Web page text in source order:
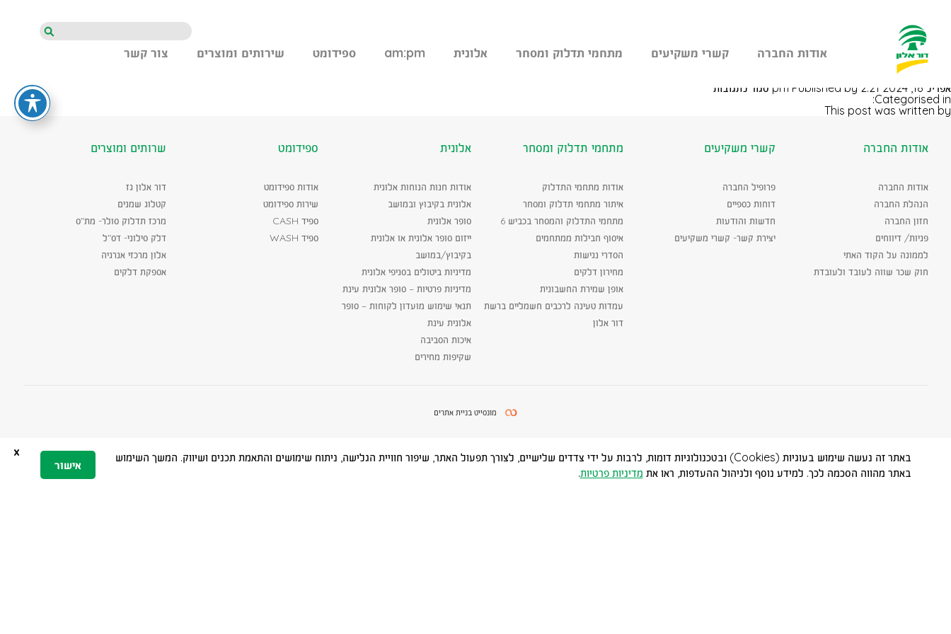
מהיר
לתוכן
הראשי
אודות החברה קשרי משקיעים מתחמי תדלוק ומסחר אלונית am:pm ספידומט שירותים ומוצרים צור קשר
חיפוש
הדוכן גן שמואל
אפריל 18, 2024 2:21 pm
Published by סגור לתגובותעל
Categorised in:
This post was written by
אודות החברה
אודות החברה
הנהלת החברה
חזון החברה
פניות/ דיווחים
לממונה על הקוד האתי
חוק שכר שווה לעובד ולעובדת
קשרי משקיעים
פרופיל החברה
דוחות כספיים
חדשות והודעות
יצירת קשר- קשרי משקיעים
מתחמי תדלוק ומסחר
אודות מתחמי התדלוק
איתור מתחמי תדלוק ומסחר
מתחמי התדלוק והמסחר בכביש 6
איסוף חבילות ממתחמים
הסדרי נגישות
מחירון דלקים
אופן שמירת החשבונית
עמדות טעינה לרכבים חשמליים ברשת
דור אלון
אלונית
אודות חנות הנוחות אלונית
אלונית בקיבוץ ובמושב
סופר אלונית
ייזום סופר אלונית או אלונית
בקיבוץ/במושב
מדיניות ביטולים בסניפי אלונית
מדיניות פרטיות – סופר אלונית עינת
תנאי שימוש מועדון לקוחות – סופר
אלונית עינת
איכות הסביבה
שקיפות מחירים
ספידומט
אודות ספידומט
שירות ספידומט
ספיד CASH
ספיד WASH
שרותים ומוצרים
דור אלון גז
קטלוג שמנים
מרכז תדלוק סולר- מת"ס
דלק סילוני- דס"ל
אלון מרכזי אנרגיה
אספקת דלקים
מונסייט בניית אתרים
x
באתר זה נעשה שימוש בעוגיות (Cookies) ובטכנולוגיות דומות, לרבות על ידי צדדים שלישיים, לצורך תפעול האתר, שיפור חוויית הגלישה, ניתוח שימושים והתאמת תכנים ושיווק. המשך השימוש
באתר מהווה הסכמה לכך. למידע נוסף ולניהול ההעדפות, ראו את מדיניות פרטיות.
אישור